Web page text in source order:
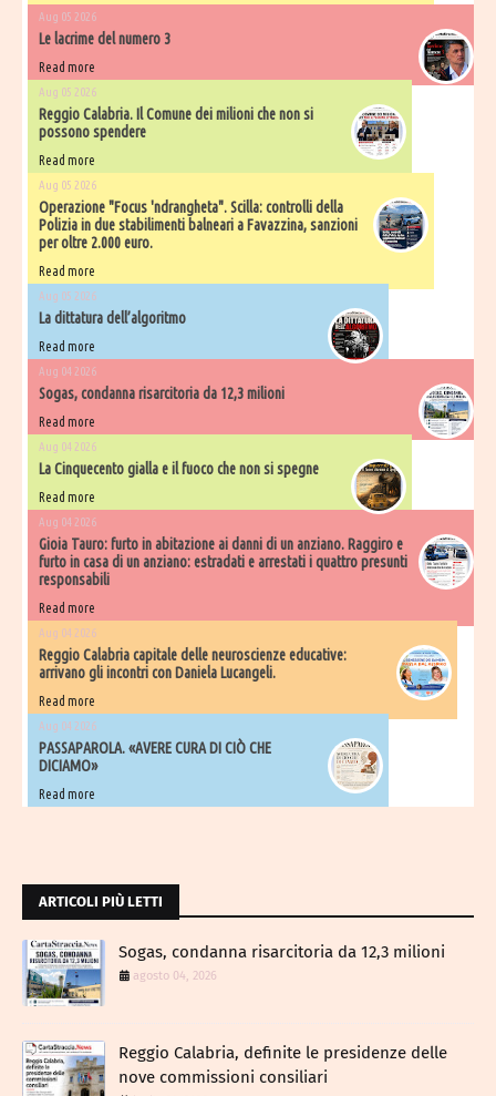
Aug 05 2026
Le lacrime del numero 3
Read more
Aug 05 2026
Reggio Calabria. Il Comune dei milioni che non si
possono spendere
Read more
Aug 05 2026
Operazione "Focus 'ndrangheta". Scilla: controlli della
Polizia in due stabilimenti balneari a Favazzina, sanzioni
per oltre 2.000 euro.
Read more
Aug 05 2026
La dittatura dell’algoritmo
Read more
Aug 04 2026
Sogas, condanna risarcitoria da 12,3 milioni
Read more
Aug 04 2026
La Cinquecento gialla e il fuoco che non si spegne
Read more
Aug 04 2026
Gioia Tauro: furto in abitazione ai danni di un anziano. Raggiro e
furto in casa di un anziano: estradati e arrestati i quattro presunti
responsabili
Read more
Aug 04 2026
Reggio Calabria capitale delle neuroscienze educative:
arrivano gli incontri con Daniela Lucangeli.
Read more
Aug 04 2026
PASSAPAROLA. «AVERE CURA DI CIÒ CHE
DICIAMO»
Read more
ARTICOLI PIÙ LETTI
Sogas, condanna risarcitoria da 12,3 milioni
agosto 04, 2026
Reggio Calabria, definite le presidenze delle
nove commissioni consiliari